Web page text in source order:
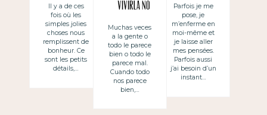
Il y a de ces
fois où les
simples jolies
choses nous
remplissent de
bonheur. Ce
sont les petits
détails,…
vivirla no
para que nos
la vivan
Muchas veces
a la gente o
todo le parece
bien o todo le
parece mal.
Cuando todo
nos parece
bien,…
Parfois je me
pose, je
m’enferme en
moi-même et
je laisse aller
mes pensées.
Parfois aussi
j’ai besoin d’un
instant…